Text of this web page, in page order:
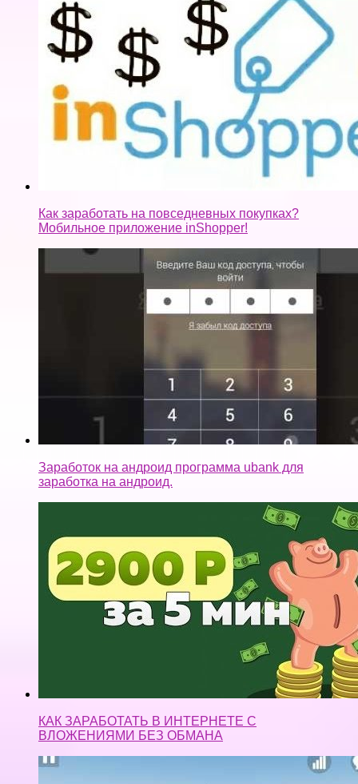
Как заработать на повседневных покупках?
Мобильное приложение inShopper!
Заработок на андроид программа ubank для
заработка на андроид.
КАК ЗАРАБОТАТЬ В ИНТЕРНЕТЕ С
ВЛОЖЕНИЯМИ БЕЗ ОБМАНА